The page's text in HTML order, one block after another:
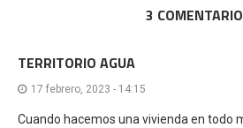
3
TERRITORIO AGUA
17 febrero, 2023 - 14:15
Cuando hacemos una vivienda en todo